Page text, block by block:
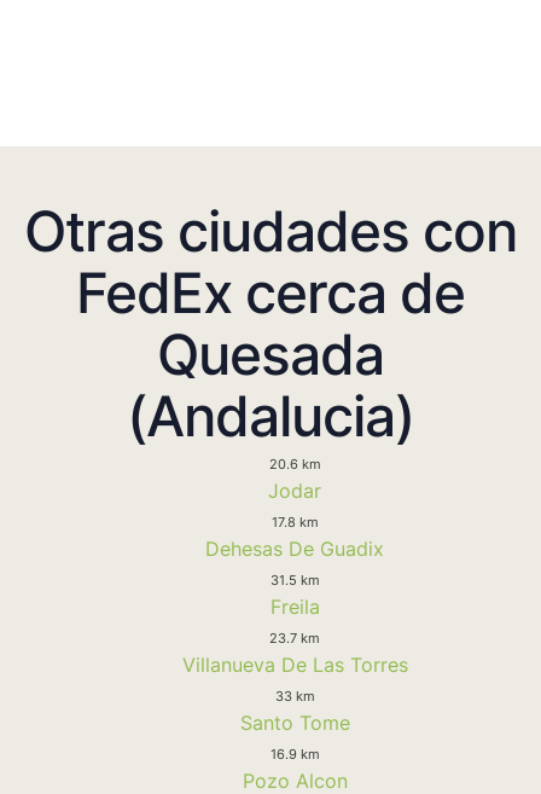
Otras ciudades con
FedEx cerca de
Quesada
(Andalucia)
20.6 km
Jodar
17.8 km
Dehesas De Guadix
31.5 km
Freila
23.7 km
Villanueva De Las Torres
33 km
Santo Tome
16.9 km
Pozo Alcon